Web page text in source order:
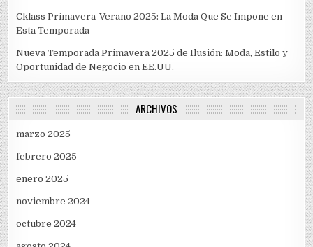
Cklass Primavera-Verano 2025: La Moda Que Se Impone en
Esta Temporada
Nueva Temporada Primavera 2025 de Ilusión: Moda, Estilo y
Oportunidad de Negocio en EE.UU.
ARCHIVOS
marzo 2025
febrero 2025
enero 2025
noviembre 2024
octubre 2024